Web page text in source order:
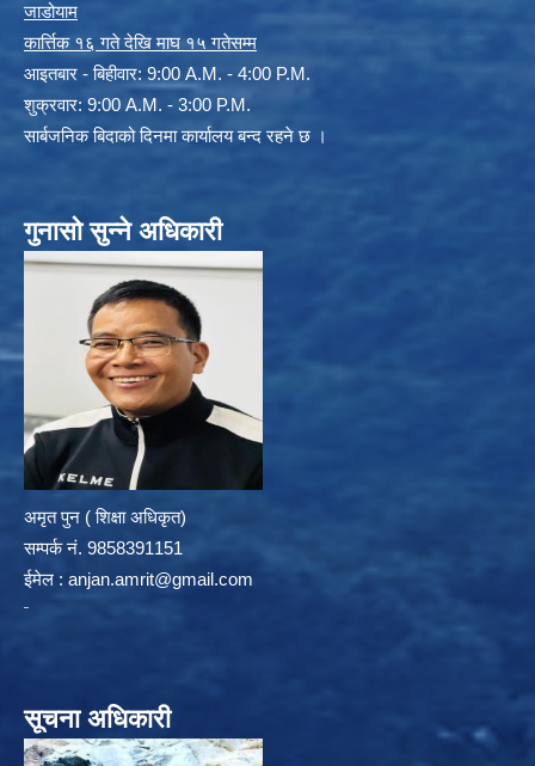
जाडोयाम
कार्त्तिक १६ गते देखि माघ १५ गतेसम्म
आइतबार - बिहीवार: 9:00 A.M. - 4:00 P.M.
शुक्रवार: 9:00 A.M. - 3:00 P.M.
सार्बजनिक बिदाको दिनमा कार्यालय बन्द रहने छ ।
गुनासो सुन्ने अधिकारी
अमृत पुन ( शिक्षा अधिकृत)
सम्पर्क न‌ं. 9858391151
ईमेल : anjan.amrit@gmail.com
सूचना अधिकारी